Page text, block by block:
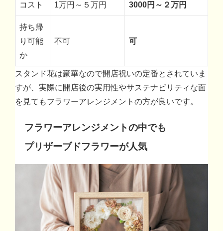
コスト 1万円～５万円 3000円～２万円
持ち帰
り可能
か
不可 可
スタンド花は豪華なので開店祝いの定番とされていま
すが、実際に開店後の実用性やサステナビリティな面
を見てもフラワーアレンジメントの方が良いです。
フラワーアレンジメントの中でも
プリザーブドフラワーが人気